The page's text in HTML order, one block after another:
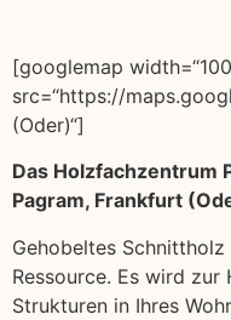
[googlemap
src=“https://
(Oder)“]
Das Holzfachzentrum
Pagram, Frankfurt
Gehobeltes
Ressource. Es wird
Strukturen in Ihres